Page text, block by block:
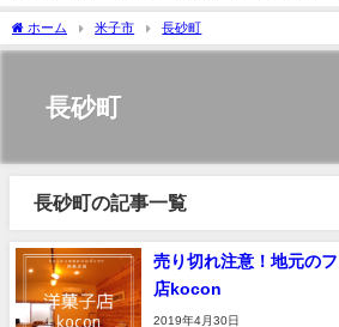
ホーム 米子市 長砂町
長砂町
長砂町の記事一覧
売り切れ注意！地元の
店kocon
2019年4月30日